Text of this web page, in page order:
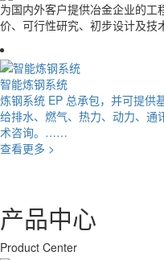
为国内外客户提供冶金企业的
价、可行性研究、初步设计及技
智能炼钢系统
炼钢系统 EP 总承包，并可提供
给排水、燃气、热力、动力、通
术咨询。……
查看更多 >
产品中心
Product Center